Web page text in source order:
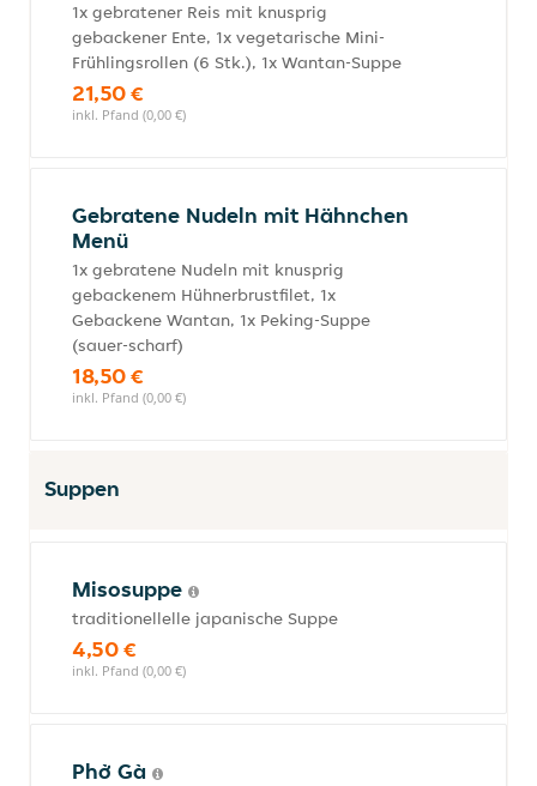
1x gebratener Reis mit knusprig
gebackener Ente, 1x vegetarische Mini-
Frühlingsrollen (6 Stk.), 1x Wantan-Suppe
21,50 €
inkl. Pfand (0,00 €)
Gebratene Nudeln mit Hähnchen
Menü
1x gebratene Nudeln mit knusprig
gebackenem Hühnerbrustfilet, 1x
Gebackene Wantan, 1x Peking-Suppe
(sauer-scharf)
18,50 €
inkl. Pfand (0,00 €)
Suppen
Misosuppe
traditionellelle japanische Suppe
4,50 €
inkl. Pfand (0,00 €)
Phở Gà